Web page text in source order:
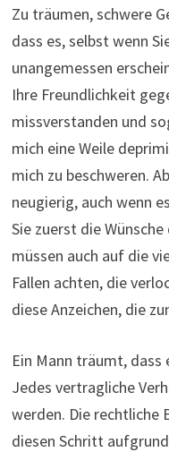
Zu träumen, schwere
dass es, selbst wenn
unangemessen
Ihre Freundlichkeit
missverstanden und
mich eine Weile
mich zu beschweren.
neugierig, auch wenn
Sie zuerst die
müssen auch auf die
Fallen achten, die
diese Anzeichen, die
Ein Mann träumt,
Jedes vertragliche
werden. Die rechtliche
diesen Schritt